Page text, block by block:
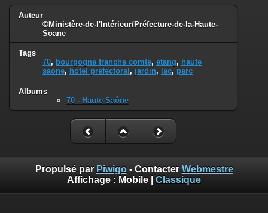
Auteur
©Ministère-de-l'Intérieur/Préfecture-de-la-Haute-
Soane
Tags
70, bourgogne franche comte, etang, haute
saone, hotel prefectoral , jardin, lac, parc
Albums
70 - Haute-Saône
Propulsé par Piwigo- Contacter Webmestre
Affichage : Mobile Classique